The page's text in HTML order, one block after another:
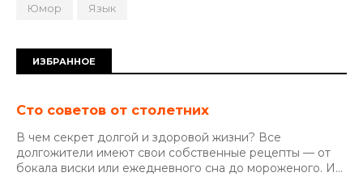
Юмор Язык
ИЗБРАННОЕ
Сто советов от столетних
В чем секрет долгой и здоровой жизни? Все
долгожители имеют свои собственные рецепты — от
бокала виски или ежедневного сна до мороженого. И...